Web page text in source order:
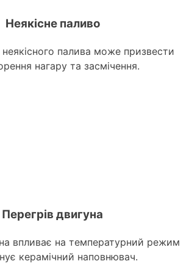
Неякісне паливо
палива може призвести
нагару та засмічення.
Перегрів двигуна
впливає на температурний режим
керамічний наповнювач.